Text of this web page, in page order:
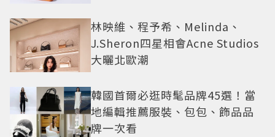
林映維、程予希、Melinda、
J.Sheron四星相會Acne Studios
大曬北歐潮
韓國首爾必逛時髦品牌45選！當
地編輯推薦服裝、包包、飾品品
牌一次看